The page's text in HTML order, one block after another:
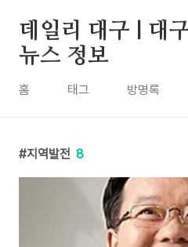
데일리 대구 | 대
뉴스 정보
홈 태그 방명록
지역발전 8